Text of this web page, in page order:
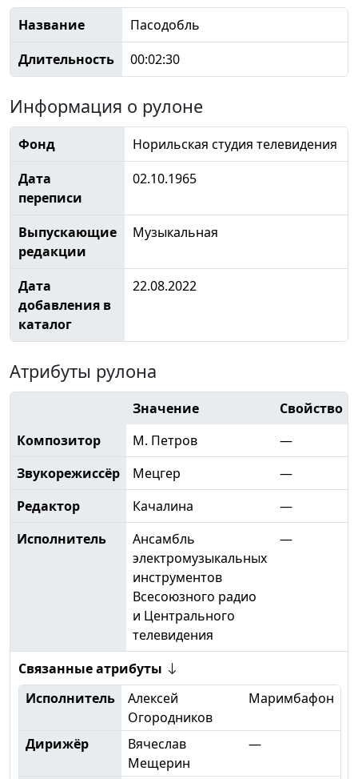
Название
Пасодобль
Длительность
00:02:30
Информация о рулоне
Фонд
Норильская студия телевидения
Дата
переписи
02.10.1965
Выпускающие
редакции
Музыкальная
Дата
добавления в
каталог
22.08.2022
Атрибуты рулона
Значение
Свойство
Композитор
М. Петров
—
Звукорежиссёр
Мецгер
—
Редактор
Качалина
—
Исполнитель
Ансамбль
электромузыкальных
инструментов
Всесоюзного радио
и Центрального
телевидения
—
Связанные атрибуты
Исполнитель
Алексей
Огородников
Маримбафон
Дирижёр
Вячеслав
Мещерин
—